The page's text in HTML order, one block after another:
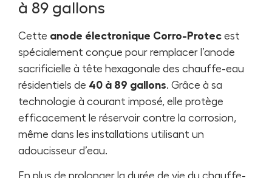
à 89 gallons
Cette anode électronique Corro-Protec est
spécialement conçue pour remplacer l’anode
sacrificielle à tête hexagonale des chauffe-eau
résidentiels de 40 à 89 gallons. Grâce à sa
technologie à courant imposé, elle protège
efficacement le réservoir contre la corrosion,
même dans les installations utilisant un
adoucisseur d’eau.